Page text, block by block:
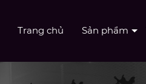
Trang chủ Sản phẩm